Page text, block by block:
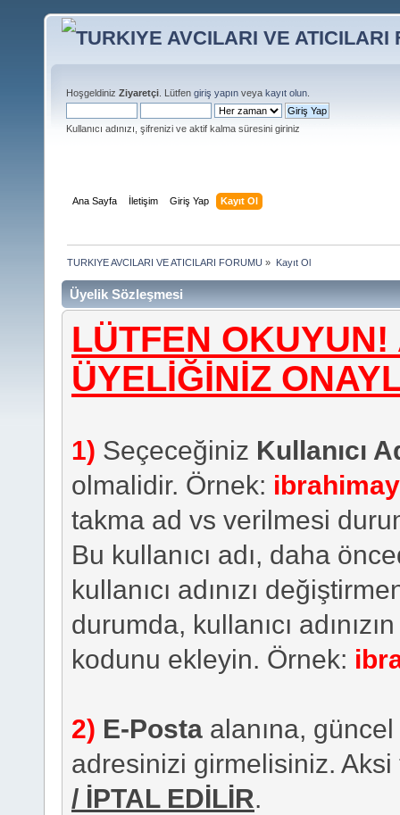
Hoşgeldiniz Ziyaretçi . Lütfen giriş yapın veya kayıt olun
Kullanıcı adınızı, şifrenizi ve aktif kalma süresini giriniz
Ana Sayfa İletişim Giriş Yap Kayıt Ol
TURKIYE AVCILARI VE ATICILARI FORUMU » Kayıt Ol
Üyelik Sözleşmesi
LÜTFEN
ÜYELİĞİNİZ
1) Seçeceğiniz Kullanıcı
olmalidir. Örnek:
takma ad vs verilmesi
Bu kullanıcı adı, daha
kullanıcı adınızı
durumda, kullanıcı
kodunu ekleyin. Örnek:
2) E-Posta alanına,
adresinizi girmelisiniz.
/ İPTAL EDİLİR.